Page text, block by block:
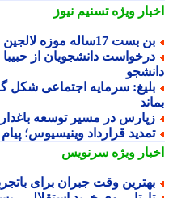
ویژهتسنیم نیوز
17ساله موزه لالجین در انتظار حل گره حقوقی اراضی
دانشجویان از حبیبا
سرمایه اجتماعی شکل
در مسیر توسعه باغداری
قرارداد وینیسیوس؛ پیام به
ویژهسرنویس
وقت جبران برای باتجربه